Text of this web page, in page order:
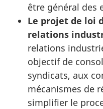
être général des
Le projet de loi
relations
relations
objectif de
syndicats, aux
mécanismes de
simplifier le